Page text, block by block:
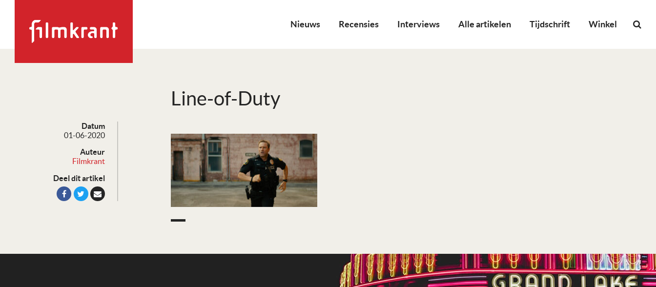
Nieuws Recensies Interviews Alle artikelen Tijdschrift Winkel
Line-of-Duty
Datum
01-06-2020
Auteur
Filmkrant
Deel dit artikel